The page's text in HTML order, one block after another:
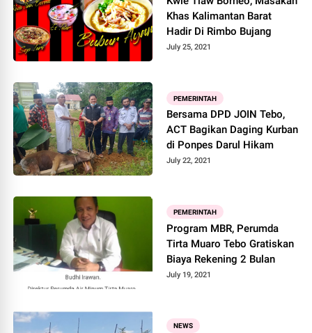
Khas Kalimantan Barat
Hadir Di Rimbo Bujang
July 25, 2021
PEMERINTAH
Bersama DPD JOIN Tebo,
ACT Bagikan Daging Kurban
di Ponpes Darul Hikam
July 22, 2021
PEMERINTAH
Program MBR, Perumda
Tirta Muaro Tebo Gratiskan
Biaya Rekening 2 Bulan
July 19, 2021
NEWS